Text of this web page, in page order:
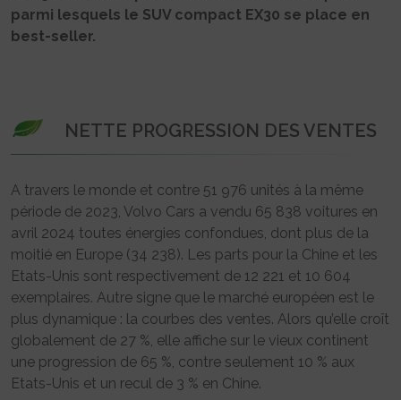
parmi lesquels le SUV compact EX30 se place en
best-seller.
NETTE PROGRESSION DES VENTES
A travers le monde et contre 51 976 unités à la même
période de 2023, Volvo Cars a vendu 65 838 voitures en
avril 2024 toutes énergies confondues, dont plus de la
moitié en Europe (34 238). Les parts pour la Chine et les
Etats-Unis sont respectivement de 12 221 et 10 604
exemplaires. Autre signe que le marché européen est le
plus dynamique : la courbes des ventes. Alors qu’elle croît
globalement de 27 %, elle affiche sur le vieux continent
une progression de 65 %, contre seulement 10 % aux
Etats-Unis et un recul de 3 % en Chine.